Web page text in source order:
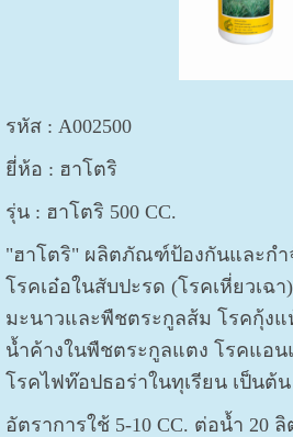
รหัส : A002500
ยี่ห้อ : ฮาโตริ
รุ่น : ฮาโตริ 500 CC.
"ฮาโตริ" ผลิตภัณฑ์ป้องกันและก
โรคเอ๋อในสับปะรด (โรคเหี่ยวเฉ
มะนาวและพืชตระกูลส้ม โรคกุ้งแ
น้ำค้างในพืชตระกูลแตง โรคแอ
โรคไฟท๊อปธอร่าในทุเรียน เป็นต้น
อัตราการใช้ 5-10 CC. ต่อน้ำ 20 ลิ